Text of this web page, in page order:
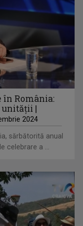
România:
unității |
2024
sărbătorită anual
celebrare a ...